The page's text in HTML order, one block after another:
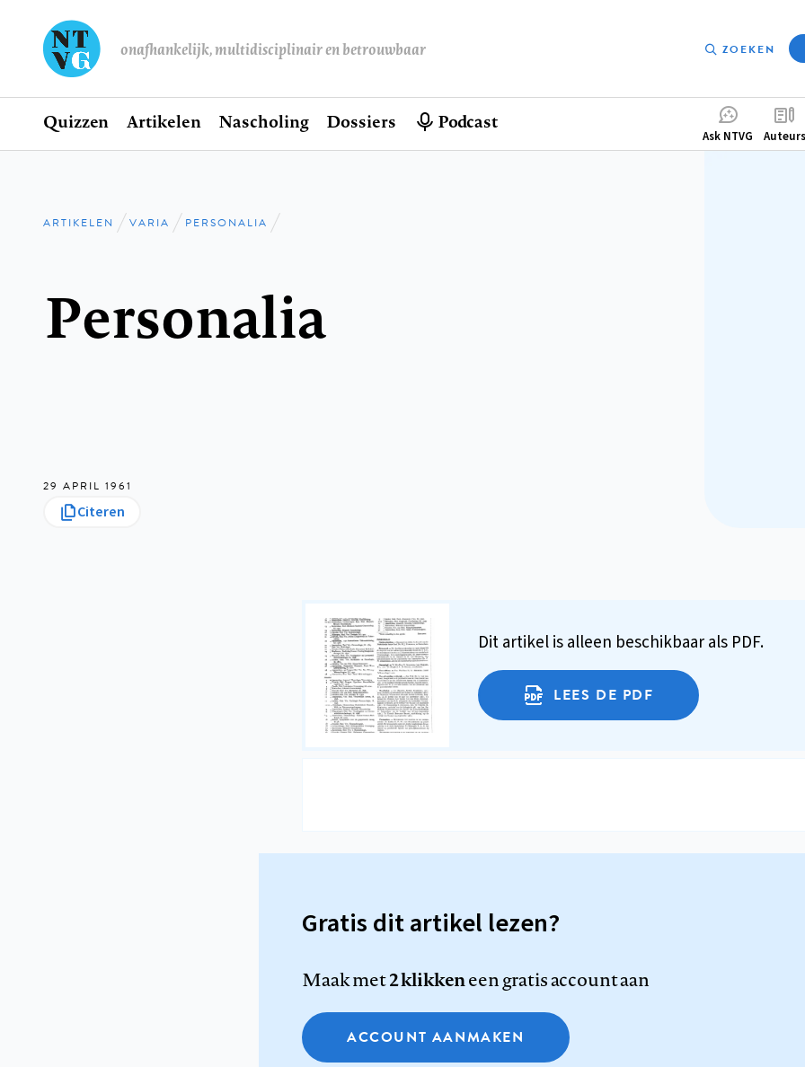
onafhankelijk, multidisciplinair en betrouwbaar ZOEKEN
Hoofdnavigatie
Home
Quizzen Artikelen Nascholing Dossiers Podcast
Ask NTVG Auteurs
Kruimelpad
ARTIKELEN VARIA PERSONALIA
Personalia
29 APRIL 1961
Citeren
Dit artikel is alleen beschikbaar als PDF.
LEES DE PDF
Gratis dit artikel lezen?
Maak met2 klikkeneen gratis account aan
ACCOUNT AANMAKEN